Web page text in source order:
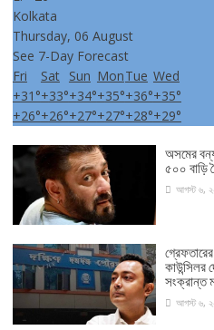
Kolkata
Thursday, 06 August
See 7-Day Forecast
Fri
Sat Sun MonTue Wed
+31°+33°+34°+35°+36°+35°
+26°+26°+27°+27°+28°+29°
অসমের
৫০০ বাড়ি
আগস্ট ৬,
কাউন্সিলর
সংক্রান্ত
আগস্ট ৬,